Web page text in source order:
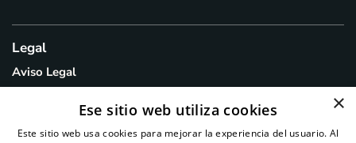
Legal
Aviso Legal
Política de Cookies
×
Ese sitio web utiliza cookies
Este sitio web usa cookies para mejorar la experiencia del usuario. Al